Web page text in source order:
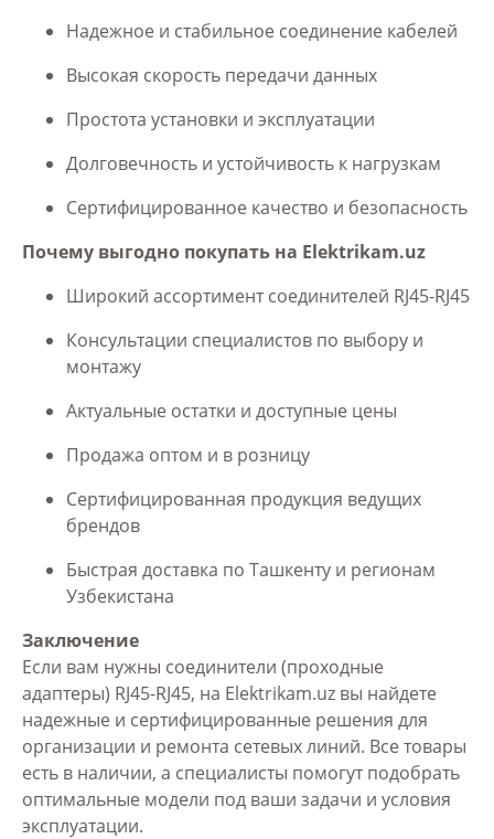
Надежное и стабильное соединение кабелей
Высокая скорость передачи данных
Простота установки и эксплуатации
Долговечность и устойчивость к нагрузкам
Сертифицированное качество и безопасность
Почему выгодно покупать на Elektrikam.uz
Широкий ассортимент соединителей RJ45-RJ45
Консультации специалистов по выбору и
монтажу
Актуальные остатки и доступные цены
Продажа оптом и в розницу
Сертифицированная продукция ведущих
брендов
Быстрая доставка по Ташкенту и регионам
Узбекистана
Заключение
Если вам нужны соединители (проходные
адаптеры) RJ45-RJ45, на Elektrikam.uz вы найдете
надежные и сертифицированные решения для
организации и ремонта сетевых линий. Все товары
есть в наличии, а специалисты помогут подобрать
оптимальные модели под ваши задачи и условия
эксплуатации.